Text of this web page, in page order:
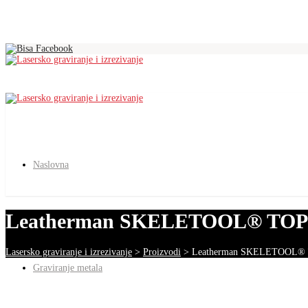
Naslovna
Graviranje metala
Leatherman SKELETOOL®
Lasersko graviranje i izrezivanje > Proizvodi > Leatherman SKELETOOL®